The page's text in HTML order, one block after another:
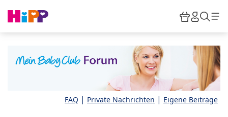
HiPP
FAQ | Private Nachrichten | Eigene Beiträge